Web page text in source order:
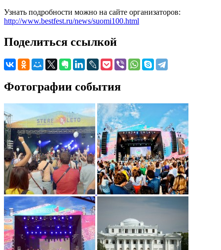
Узнать подробности можно на сайте организаторов:
http://www.bestfest.ru/news/suomi100.html
Поделиться ссылкой
Фотографии события